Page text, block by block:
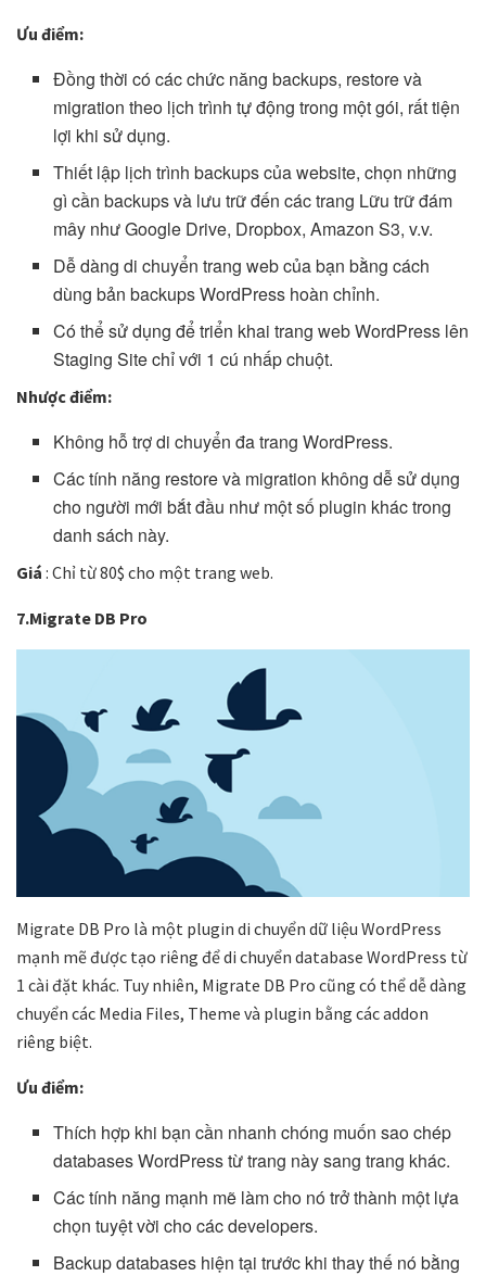
Ưu điểm:
Đồng thời có các chức năng backups, restore và
migration theo lịch trình tự động trong một gói, rất tiện
lợi khi sử dụng.
Thiết lập lịch trình backups của website, chọn những
gì cần backups và lưu trữ đến các trang Lữu trữ đám
mây như Google Drive, Dropbox, Amazon S3, v.v.
Dễ dàng di chuyển trang web của bạn bằng cách
dùng bản backups WordPress hoàn chỉnh.
Có thể sử dụng để triển khai trang web WordPress lên
Staging Site chỉ với 1 cú nhấp chuột.
Nhược điểm:
Không hỗ trợ di chuyển đa trang WordPress.
Các tính năng restore và migration không dễ sử dụng
cho người mới bắt đầu như một số plugin khác trong
danh sách này.
Giá : Chỉ từ 80$ cho một trang web.
7.Migrate DB Pro
Migrate DB Pro là một plugin di chuyển dữ liệu WordPress
mạnh mẽ được tạo riêng để di chuyển database WordPress từ
1 cài đặt khác. Tuy nhiên, Migrate DB Pro cũng có thể dễ dàng
chuyển các Media Files, Theme và plugin bằng các addon
riêng biệt.
Ưu điểm:
Thích hợp khi bạn cần nhanh chóng muốn sao chép
databases WordPress từ trang này sang trang khác.
Các tính năng mạnh mẽ làm cho nó trở thành một lựa
chọn tuyệt vời cho các developers.
Backup databases hiện tại trước khi thay thế nó bằng